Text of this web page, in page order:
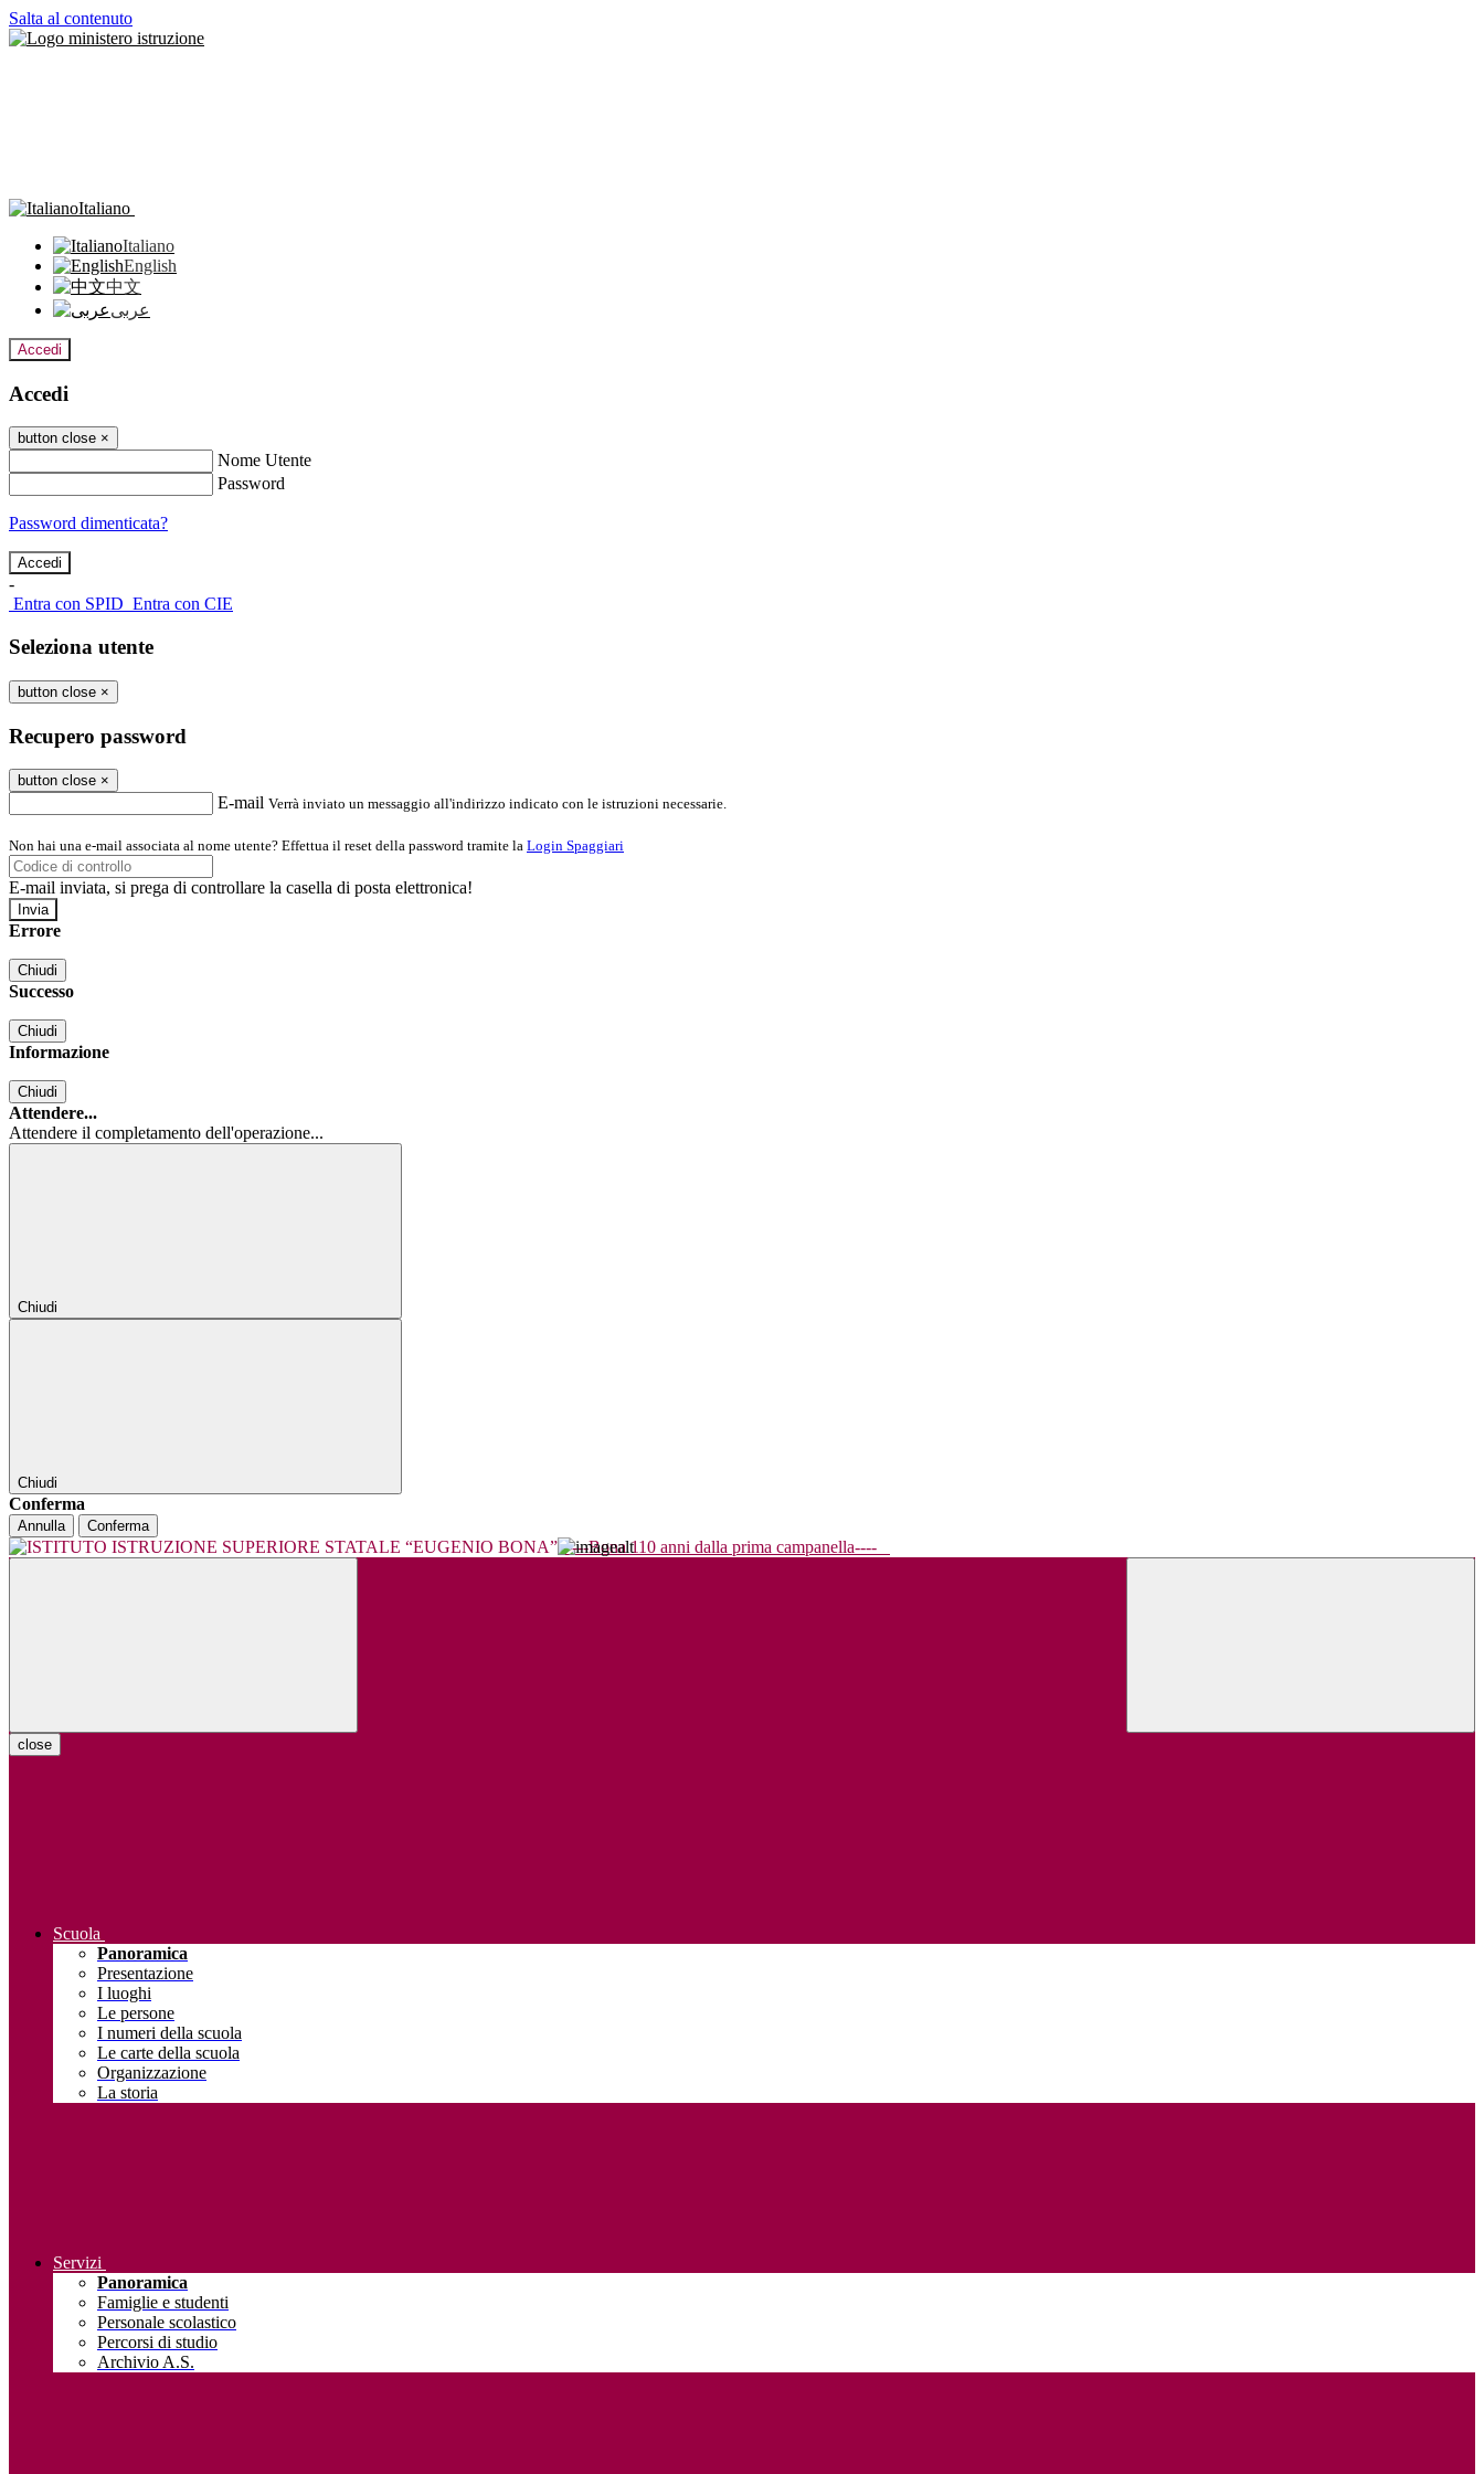
Salta al contenuto
Italiano
Italiano
English
中文
عربى
Accedi
Accedi
button close ×
Nome Utente
Password
Password dimenticata?
-
Entra con SPID Entra con CIE
Seleziona utente
button close ×
Recupero password
button close ×
E-mail Verrà inviato un messaggio all'indirizzo indicato con le istruzioni necessarie.
Non hai una e-mail associata al nome utente? Effettua il reset della password tramite la Login Spaggiari
E-mail inviata, si prega di controllare la casella di posta elettronica!
Errore
Chiudi
Successo
Chiudi
Informazione
Chiudi
Attendere...
Attendere il completamento dell'operazione...
Chiudi
Chiudi
Conferma
Annulla Conferma
----Bona 110 anni dalla prima campanella----
close
Scuola
Panoramica
Presentazione
I luoghi
Le persone
I numeri della scuola
Le carte della scuola
Organizzazione
La storia
Servizi
Panoramica
Famiglie e studenti
Personale scolastico
Percorsi di studio
Archivio A.S.